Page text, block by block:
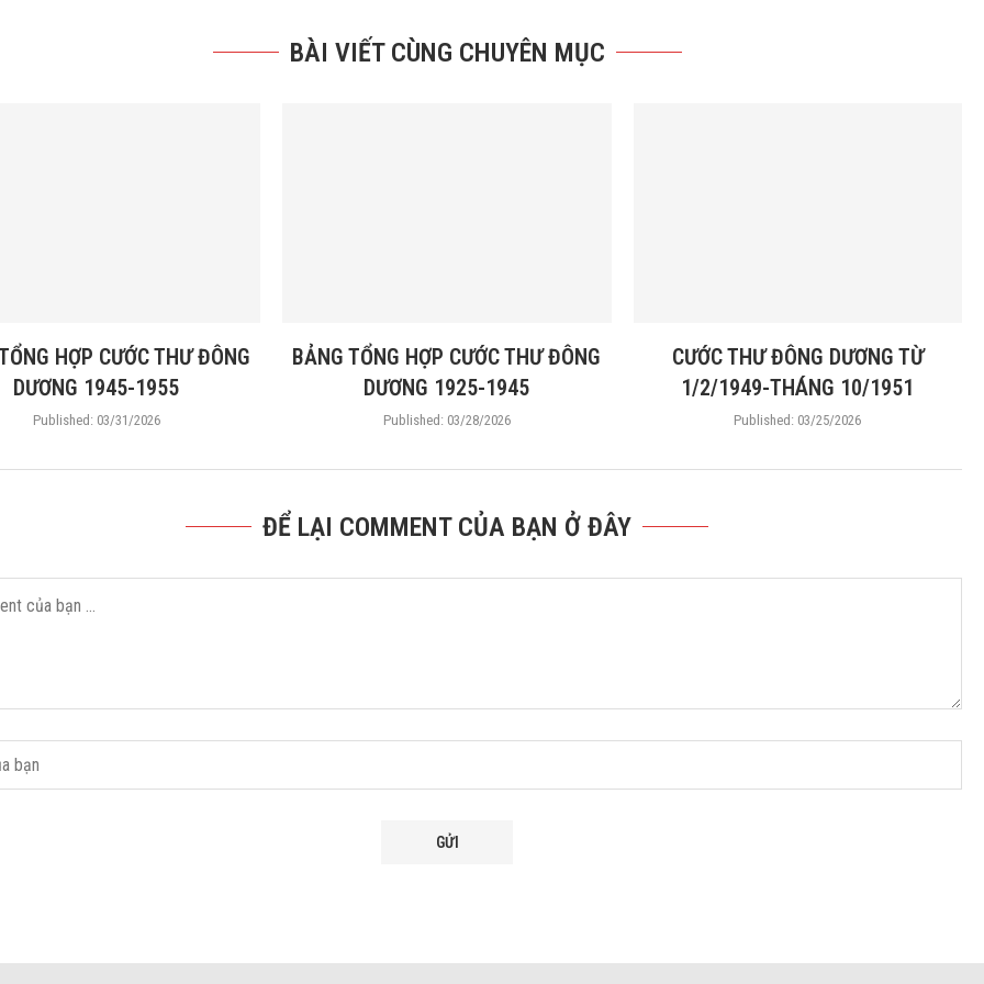
BÀI VIẾT CÙNG CHUYÊN MỤC
HỢP CƯỚC THƯ ĐÔNG
DƯƠNG 1945-1955
Published: 03/31/2026
BẢNG TỔNG HỢP CƯỚC THƯ ĐÔNG
DƯƠNG 1925-1945
Published: 03/28/2026
CƯỚC THƯ ĐÔNG DƯƠNG TỪ
1/2/1949-THÁNG 10/1951
Published: 03/25/2026
ĐỂ LẠI COMMENT CỦA BẠN Ở ĐÂY